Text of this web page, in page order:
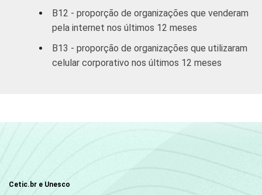
B12 - proporção de organizações que venderam
pela internet nos últimos 12 meses
B13 - proporção de organizações que utilizaram
celular corporativo nos últimos 12 meses
Cetic.br e Unesco